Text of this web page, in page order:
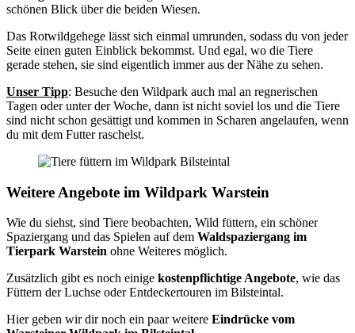
schönen Blick über die beiden Wiesen.
Das Rotwildgehege lässt sich einmal umrunden, sodass du von jeder
Seite einen guten Einblick bekommst. Und egal, wo die Tiere
gerade stehen, sie sind eigentlich immer aus der Nähe zu sehen.
Unser Tipp: Besuche den Wildpark auch mal an regnerischen
Tagen oder unter der Woche, dann ist nicht soviel los und die Tiere
sind nicht schon gesättigt und kommen in Scharen angelaufen, wenn
du mit dem Futter raschelst.
Weitere Angebote im Wildpark Warstein
Wie du siehst, sind Tiere beobachten, Wild füttern, ein schöner
Spaziergang und das Spielen auf dem Waldspaziergang im
Tierpark Warstein ohne Weiteres möglich.
Zusätzlich gibt es noch einige kostenpflichtige Angebote, wie das
Füttern der Luchse oder Entdeckertouren im Bilsteintal.
Hier geben wir dir noch ein paar weitere Eindrücke vom